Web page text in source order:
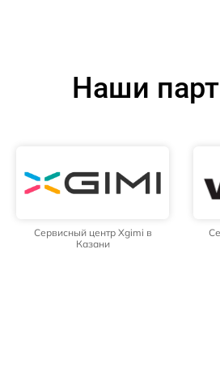
Наши
Сервисный центр Xgimi в
Казани